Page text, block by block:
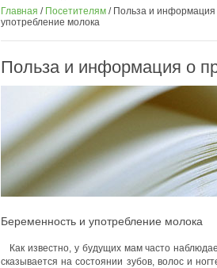
Главная / Посетителям / Польза и информация
употребление молока
Польза и информация о
Беременность и употребление молока
Как известно, у будущих мам часто
сказывается на состоянии зубов, волос и